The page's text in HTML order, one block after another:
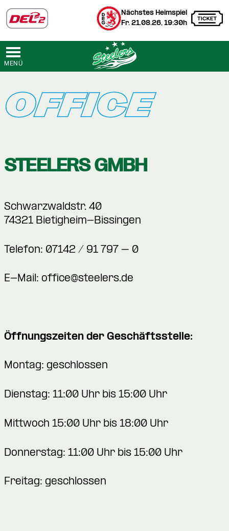
Nächstes Heimspiel
Fr. 21.08.26, 19:30h
MENÜ
OFFICE
STEELERS GMBH
Schwarzwaldstr. 40
74321 Bietigheim-Bissingen
Telefon: 07142 / 91 797 – 0
E-Mail: office@steelers.de
Öffnungszeiten der Geschäftsstelle:
Montag: geschlossen
Dienstag: 11:00 Uhr bis 15:00 Uhr
Mittwoch 15:00 Uhr bis 18:00 Uhr
Donnerstag: 11:00 Uhr bis 15:00 Uhr
Freitag: geschlossen